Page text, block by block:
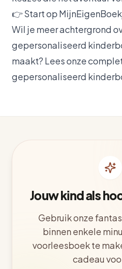
👉Start op
Wil je meer achtergrond
gepersonaliseerd
maakt? Lees onze
gepersonaliseerd
Jouw kind als
Gebruik onze
binnen enkele
voorleesboek te
cadeau